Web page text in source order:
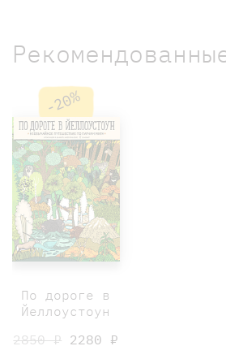
-20%
По дороге в
Йеллоустоун
2850 ₽ 2280 ₽